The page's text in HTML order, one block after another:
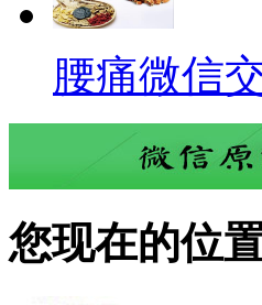
腰痛微信
您现在的位